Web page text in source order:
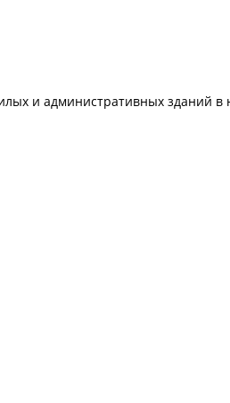
и административных зданий